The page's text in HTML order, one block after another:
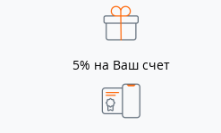
5% на Ваш счет